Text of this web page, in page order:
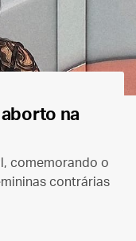
na
comemorando o
contrárias